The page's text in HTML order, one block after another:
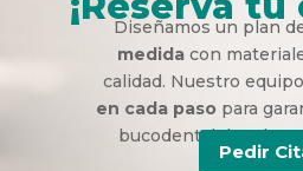
Diseñamos un plan
medida con
calidad. Nuestro equipo
en cada paso para
bucodental duradera
Pedir